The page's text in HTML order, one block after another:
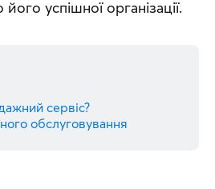
успішної організації.
сервіс?
обслуговування